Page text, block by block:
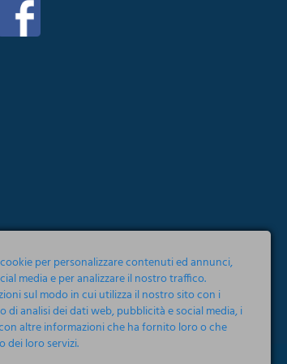
per personalizzare contenuti ed annunci,
media e per analizzare il nostro traffico.
sul modo in cui utilizza il nostro sito con i
analisi dei dati web, pubblicità e social media, i
altre informazioni che ha fornito loro o che
dei loro servizi.